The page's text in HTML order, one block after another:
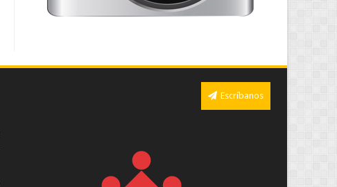
Escríbanos